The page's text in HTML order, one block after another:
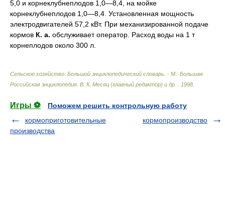
5,0 и корнеклубнеплодов 1,0—8,4, на мойке
корнеклубнеплодов 1,0—8,4. Установленная мощность
электродвигателей 57,2 кВт. При механизированной подаче
кормов К. а. обслуживает оператор. Расход воды на 1 т
корнеплодов около 300 л.
Сельское хозяйство. Большой энциклопедический словарь. - М.: Большая
Российская энциклопедия В. К. Месяц (главный редактор) и др. 1998
Игры ⚽
Поможем решить контрольную работу
кормоприготовительные
производства
кормопроизводство